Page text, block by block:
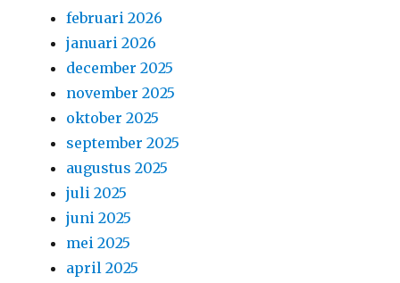
februari 2026
januari 2026
december 2025
november 2025
oktober 2025
september 2025
augustus 2025
juli 2025
juni 2025
mei 2025
april 2025